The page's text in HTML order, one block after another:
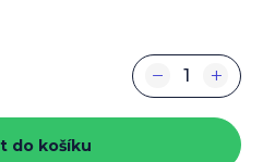
+
−
do košíku